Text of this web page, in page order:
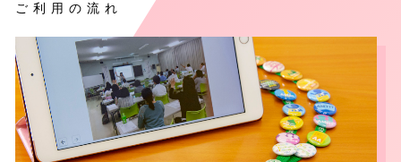
ご利用の流れ